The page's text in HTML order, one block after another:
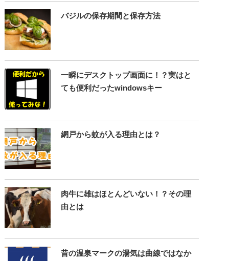
バジルの保存期間と保存方法
一瞬にデスクトップ画面に！？実はと
ても便利だったwindowsキー
網戸から蚊が入る理由とは？
肉牛に雄はほとんどいない！？その理
由とは
昔の温泉マークの湯気は曲線ではなか